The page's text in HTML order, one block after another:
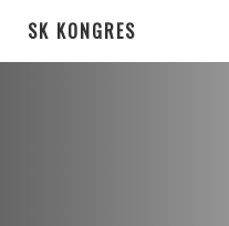
SK KONGRES